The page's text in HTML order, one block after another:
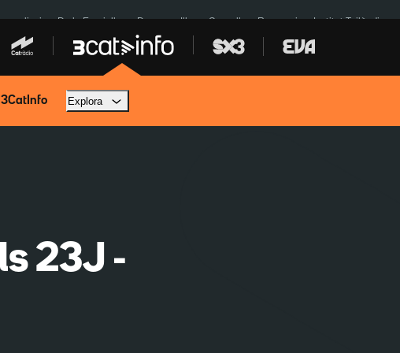
eclipsi De la Espriella Dos anys Illa Granollers Paraguai Institut Tailàndia
3CatInfo Explora
23J -